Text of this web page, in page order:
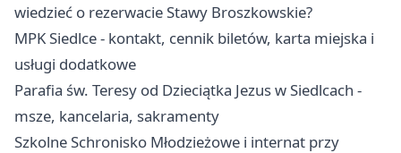
wiedzieć o rezerwacie Stawy Broszkowskie?
MPK Siedlce - kontakt, cennik biletów, karta miejska i
usługi dodatkowe
Parafia św. Teresy od Dzieciątka Jezus w Siedlcach -
msze, kancelaria, sakramenty
Szkolne Schronisko Młodzieżowe i internat przy